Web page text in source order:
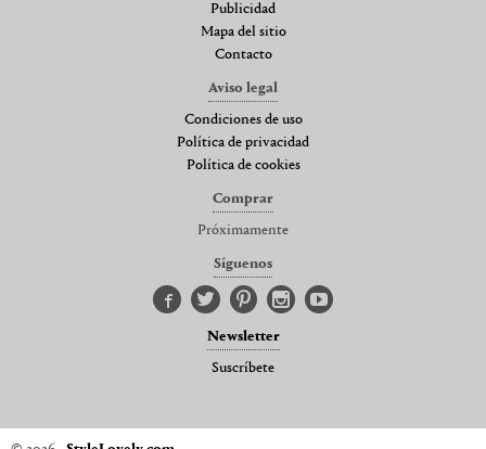
Publicidad
Mapa del sitio
Contacto
Aviso legal
Condiciones de uso
Política de privacidad
Política de cookies
Comprar
Próximamente
Síguenos
Newsletter
Suscríbete